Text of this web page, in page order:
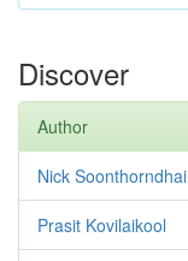
Discover
Author
Nick Soonthorndhai
Prasit Kovilaikool